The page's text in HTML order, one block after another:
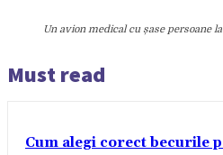
Un avion medical cu șase persoane
Must read
Cum alegi corect becurile